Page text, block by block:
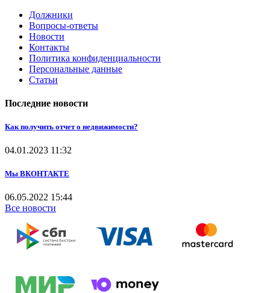
Должники
Вопросы-ответы
Новости
Контакты
Политика конфиденциальности
Персональные данные
Статьи
Последние новости
Как получить отчет о недвижимости?
04.01.2023 11:32
Мы ВКОНТАКТЕ
06.05.2022 15:44
Все новости